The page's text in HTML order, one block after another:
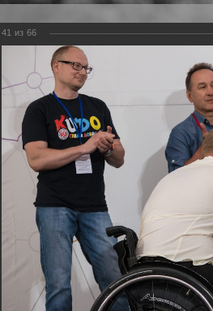
Версия для
Команда Новости
41 из 66